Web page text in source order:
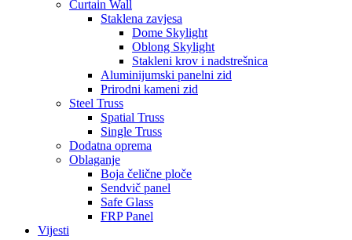
Curtain Wall
Staklena zavjesa
Dome Skylight
Oblong Skylight
Stakleni krov i nadstrešnica
Aluminijumski panelni zid
Prirodni kameni zid
Steel Truss
Spatial Truss
Single Truss
Dodatna oprema
Oblaganje
Boja čelične ploče
Sendvič panel
Safe Glass
FRP Panel
Vijesti